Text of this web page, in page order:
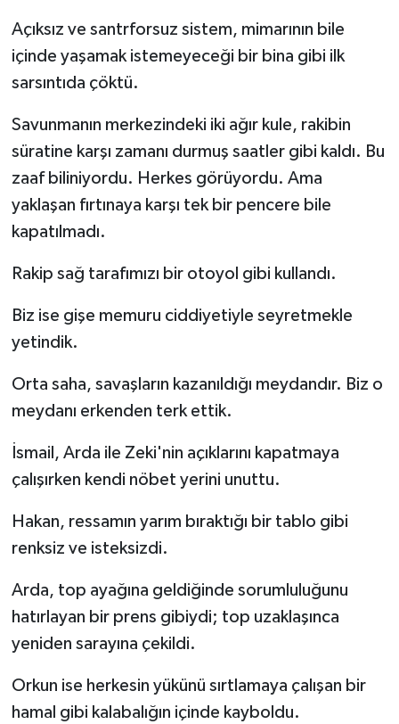
Açıksız ve santrforsuz sistem, mimarının bile
içinde yaşamak istemeyeceği bir bina gibi ilk
sarsıntıda çöktü.
Savunmanın merkezindeki iki ağır kule, rakibin
süratine karşı zamanı durmuş saatler gibi kaldı. Bu
zaaf biliniyordu. Herkes görüyordu. Ama
yaklaşan fırtınaya karşı tek bir pencere bile
kapatılmadı.
Rakip sağ tarafımızı bir otoyol gibi kullandı.
Biz ise gişe memuru ciddiyetiyle seyretmekle
yetindik.
Orta saha, savaşların kazanıldığı meydandır. Biz o
meydanı erkenden terk ettik.
İsmail, Arda ile Zeki'nin açıklarını kapatmaya
çalışırken kendi nöbet yerini unuttu.
Hakan, ressamın yarım bıraktığı bir tablo gibi
renksiz ve isteksizdi.
Arda, top ayağına geldiğinde sorumluluğunu
hatırlayan bir prens gibiydi; top uzaklaşınca
yeniden sarayına çekildi.
Orkun ise herkesin yükünü sırtlamaya çalışan bir
hamal gibi kalabalığın içinde kayboldu.